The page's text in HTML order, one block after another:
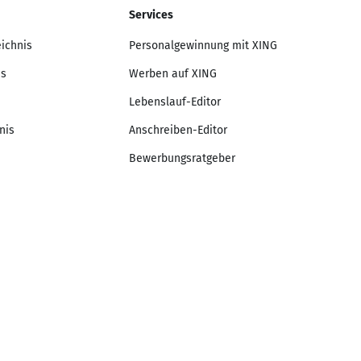
Services
Personalgewinnung mit XING
Werben auf XING
Lebenslauf-Editor
Anschreiben-Editor
Bewerbungsratgeber